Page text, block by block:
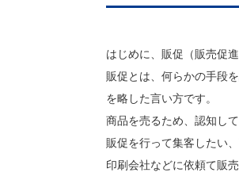
はじめに、販促（販売促
販促とは、何らかの手段
を略した言い方です。
商品を売るため、認知し
販促を行って集客したい
印刷会社などに依頼て販